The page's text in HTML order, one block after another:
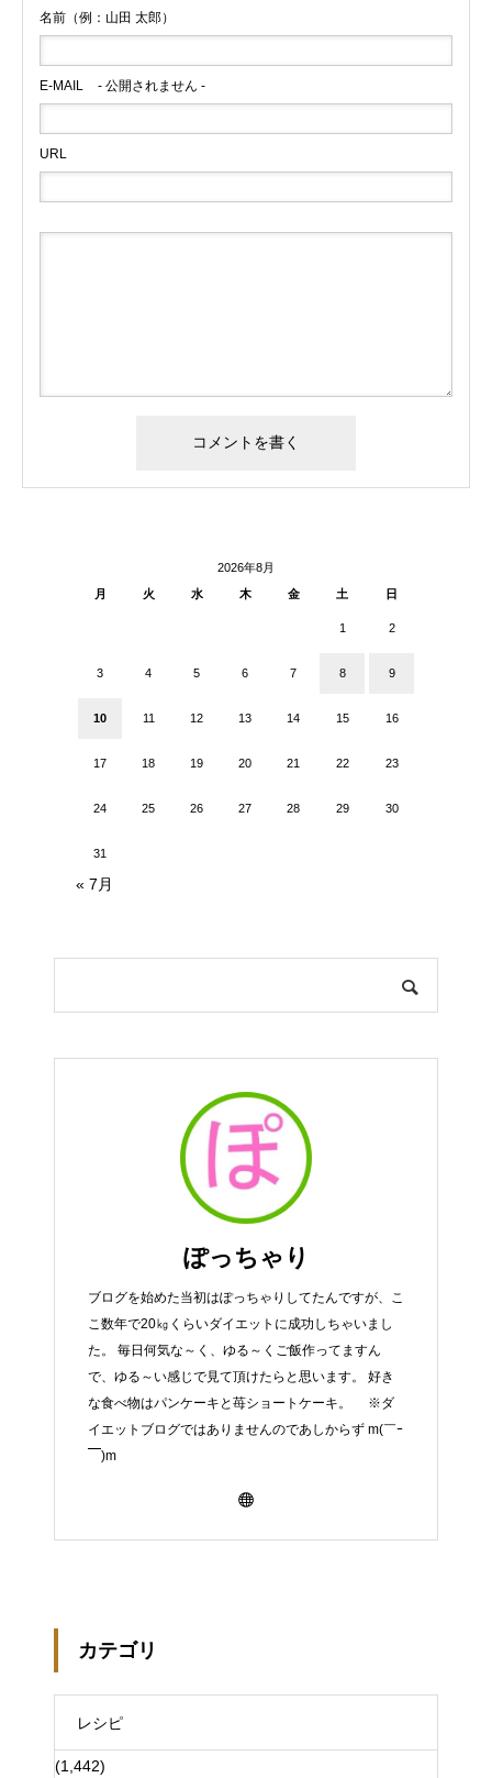
名前（例：山田 太郎）
E-MAIL - 公開されません -
URL
2026年8月
月
火 水 木 金 土 日
1 2
3 4 5 6 7 8 9
10 11 12 13 14 15 16
17 18 19 20 21 22 23
24 25 26 27 28 29 30
31
« 7月
ぽっちゃり
ブログを始めた当初はぽっちゃりしてたんですが、こ
こ数年で20㎏くらいダイエットに成功しちゃいまし
た。 毎日何気な～く、ゆる～くご飯作ってますん
で、ゆる～い感じで見て頂けたらと思います。 好き
な食べ物はパンケーキと苺ショートケーキ。 ※ダ
イエットブログではありませんのであしからず m(￣ｰ
￣)m
カテゴリ
レシピ
(1,442)